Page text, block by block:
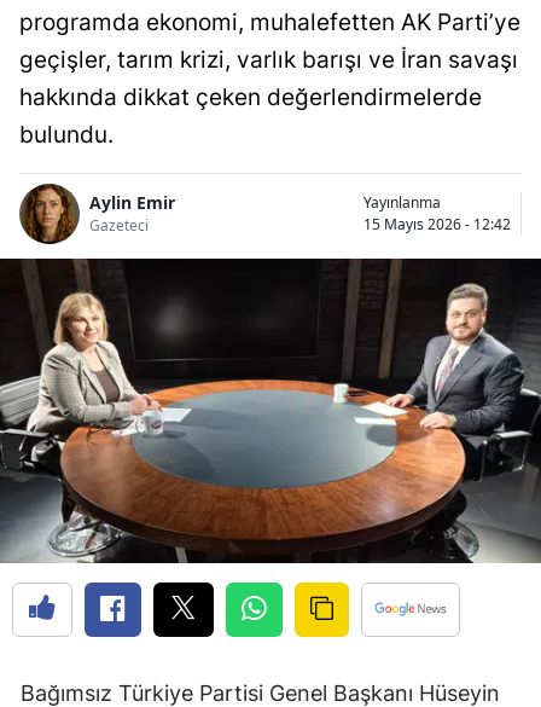
programda ekonomi, muhalefetten AK Parti’ye
geçişler, tarım krizi, varlık barışı ve İran savaşı
hakkında dikkat çeken değerlendirmelerde
bulundu.
Aylin Emir
Gazeteci
Yayınlanma
15 Mayıs 2026 - 12:42
Bağımsız Türkiye Partisi Genel Başkanı Hüseyin